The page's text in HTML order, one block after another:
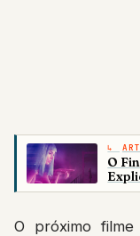
O
O próximo